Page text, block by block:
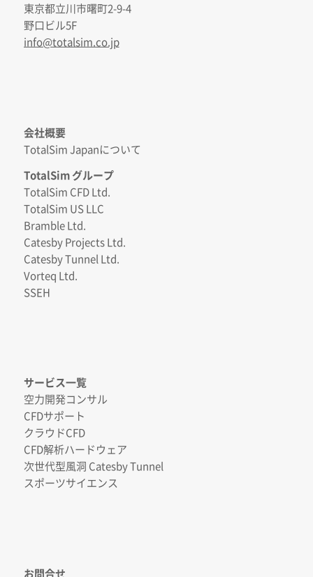
東京都立川市曙町2-9-4
野口ビル5F
info@totalsim.co.jp
会社概要
TotalSim Japanについて
TotalSim グループ
TotalSim CFD Ltd.
TotalSim US LLC
Bramble Ltd.
Catesby Projects Ltd.
Catesby Tunnel Ltd.
Vorteq Ltd.
SSEH
サービス一覧
空力開発コンサル
CFDサポート
クラウドCFD
CFD解析ハードウェア
次世代型風洞 Catesby Tunnel
スポーツサイエンス
お問合せ